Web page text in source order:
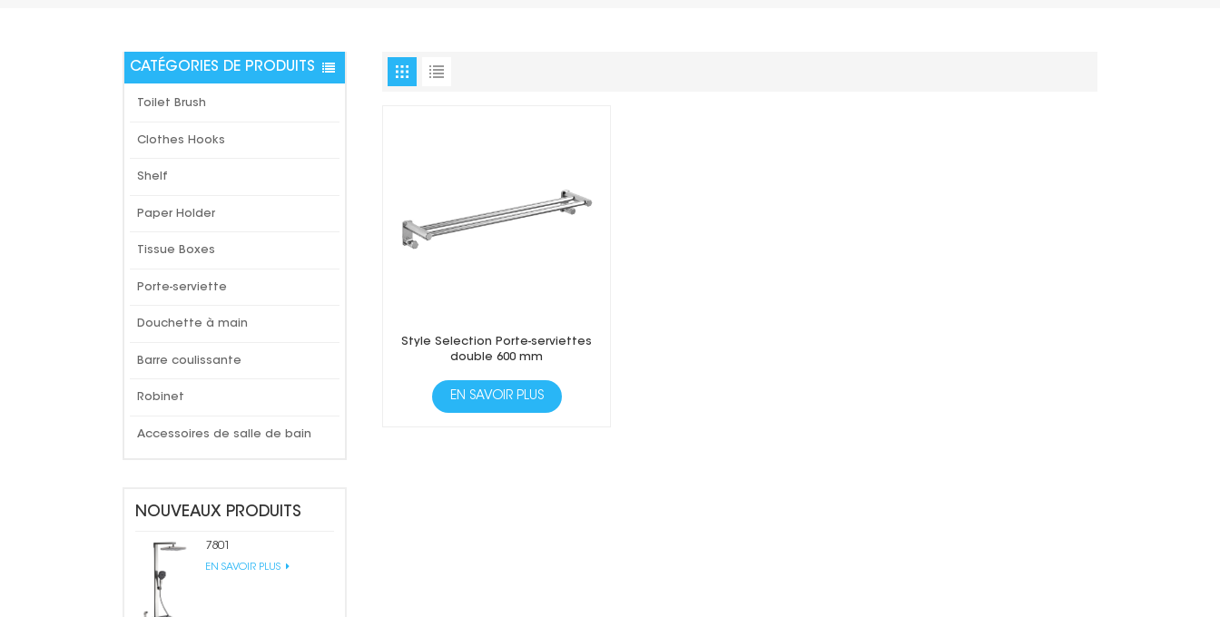
CATÉGORIES DE PRODUITS
Toilet Brush
Clothes Hooks
Shelf
Paper Holder
Tissue Boxes
Porte-serviette
Douchette à main
Barre coulissante
Robinet
Accessoires de salle de bain
NOUVEAUX PRODUITS
7801
EN SAVOIR PLUS
Style Selection Porte-serviettes
double 600 mm
EN SAVOIR PLUS